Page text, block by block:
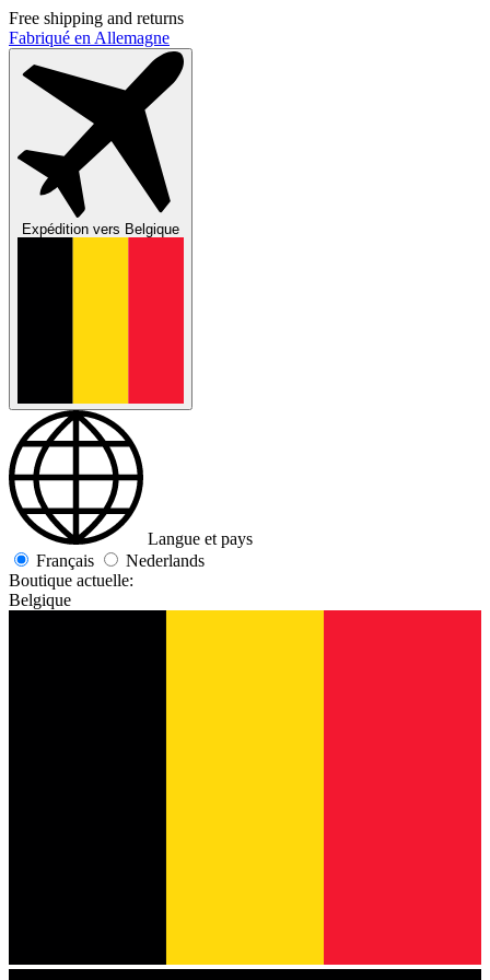
Free shipping and returns
Fabriqué en Allemagne
Expédition vers Belgique
Langue et pays
Français
Nederlands
Boutique actuelle:
Belgique